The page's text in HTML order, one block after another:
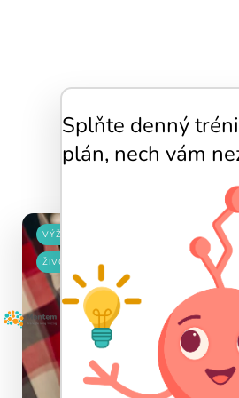
Splňte denný
plán, nech vám
Výživa
VÝŽIVA
ŽIVOTNÝ ŠTÝL